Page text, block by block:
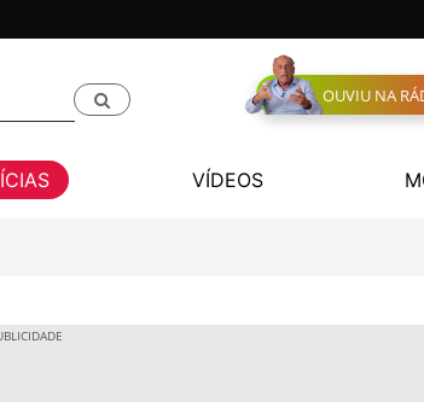
OUVIU NA
VÍDEOS